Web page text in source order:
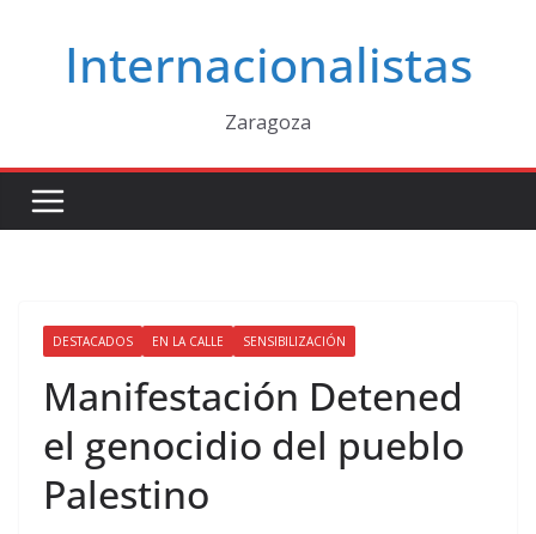
contenidoInternacionalistas
Zaragoza
DESTACADOS EN LA CALLE SENSIBILIZACIÓN
Manifestación Detened
el genocidio del pueblo
Palestino